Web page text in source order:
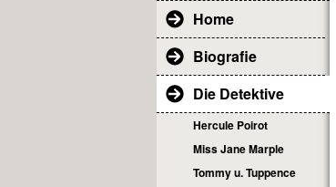
Home
Biografie
Die Detektive
Hercule Poirot
Miss Jane Marple
Tommy u. Tuppence